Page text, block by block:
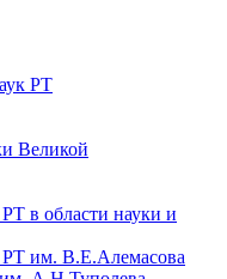
РТ
Великой
в области науки и
РТ им. В.Е.Алемасова